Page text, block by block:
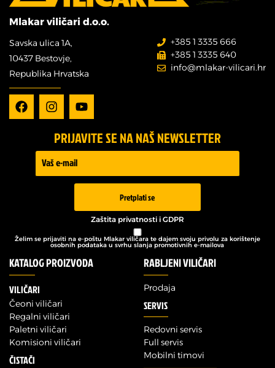
Mlakar viličari d.o.o.
Savska ulica 1A,
10437 Bestovje,
Republika Hrvatska
+385 1 3335 666
+385 1 3335 640
info@mlakar-vilicari.hr
PRIJAVITE SE NA NAŠ NEWSLETTER
Prijava -
Pretplati se
Zaštita privatnosti i GDPR
Želim se prijaviti na e-poštu Mlakar viličara te dajem svoju privolu za korištenje
osobnih podataka u svrhu slanja promotivnih e-mailova
KATALOG PROIZVODA
VILIČARI
Čeoni viličari
Regalni viličari
Paletni viličari
Komisioni viličari
ČISTAČI
RABLJENI VILIČARI
Prodaja
SERVIS
Redovni servis
Full servis
Mobilni timovi